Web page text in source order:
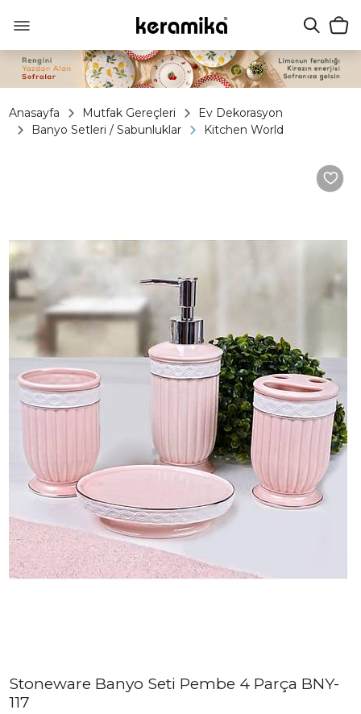
Anasayfa Mutfak Gereçleri
Ev Dekorasyon
Banyo Setleri / Sabunluklar
Kitchen World
Stoneware Banyo Seti Pembe 4 Parça BNY-
117